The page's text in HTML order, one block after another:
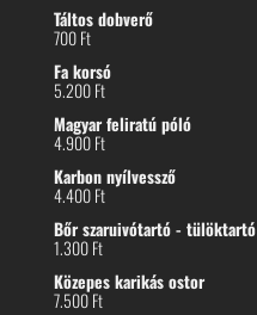
Táltos dobverő
700Ft
Fa korsó
5.200Ft
Magyar feliratú póló
4.900Ft
Karbon nyílvessző
4.400Ft
Bőr szaruivótartó - tülöktartó
1.300Ft
Közepes karikás ostor
7.500Ft